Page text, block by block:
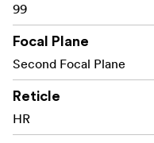
Telson ARC
99
Focal Plane
Second Focal Plane
Reticle
HR